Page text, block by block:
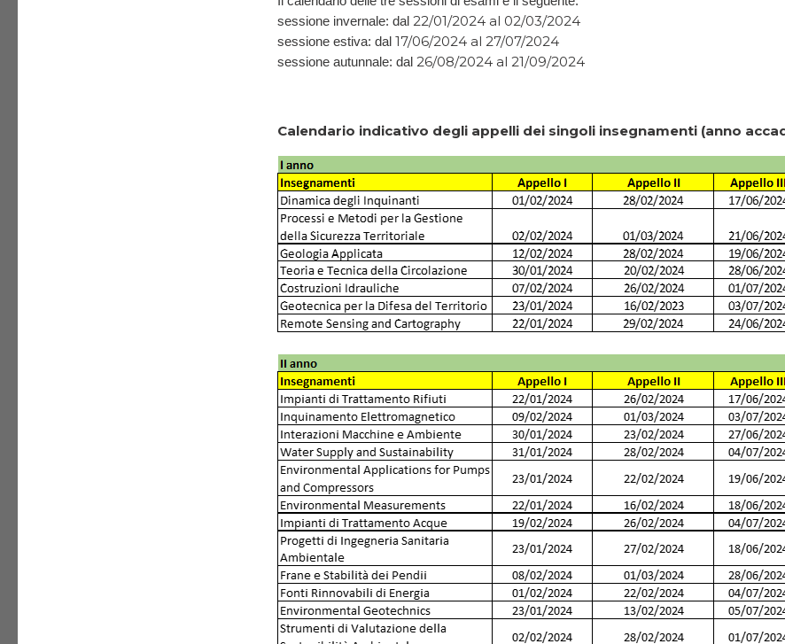
sessione invernale: dal22/01/2024 al 02/03/2024
sessione estiva: dal17/06/2024 al 27/07/2024
sessione autunnale: dal26/08/2024 al 21/09/2024
Calendario indicativo degli appelli dei singoli insegnamenti (anno